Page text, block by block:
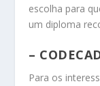
escolha para
um diploma
–
Para os